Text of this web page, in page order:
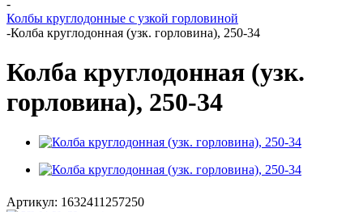
-
Колбы круглодонные с узкой горловиной
-Колба круглодонная (узк. горловина), 250-34
Колба круглодонная (узк.
горловина), 250-34
Артикул: 1632411257250